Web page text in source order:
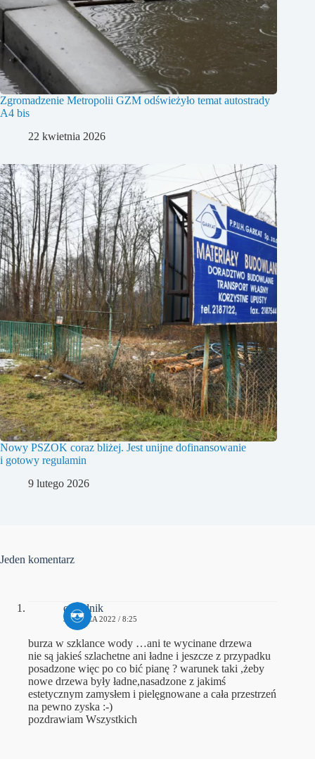
Zgromadzenie Metropolii GZM odświeżyło temat autostrady
A4 bis
22 kwietnia 2026
Nowy PSZOK coraz bliżej. Jest unijne dofinansowanie
i gotowy regulamin
9 lutego 2026
Jeden komentarz
ogrodnik
3 MARCA 2022 / 8:25
burza w szklance wody …ani te wycinane drzewa
nie są jakieś szlachetne ani ładne i jeszcze z przypadku
posadzone więc po co bić pianę ? warunek taki ,żeby
nowe drzewa były ładne,nasadzone z jakimś
estetycznym zamysłem i pielęgnowane a cała przestrzeń
na pewno zyska :-)
pozdrawiam Wszystkich